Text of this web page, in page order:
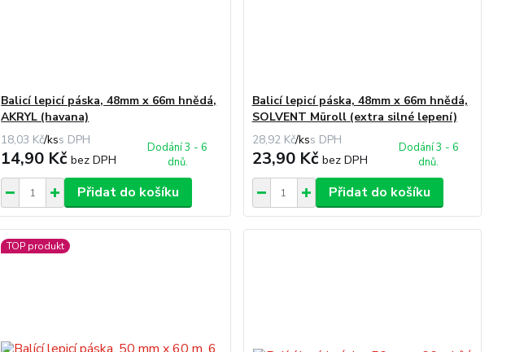
Balicí lepicí páska, 48mm x 66m hnědá,
AKRYL (havana)
18,03 Kč/ks
14,90 Kčbez DPH
Dodání 3 - 6
dnů.
Přidat do košíku
Balicí lepicí páska, 48mm x 66m hnědá,
SOLVENT Müroll (extra silné lepení)
28,92 Kč/ks
23,90 Kč bez DPH
Dodání 3 - 6
dnů.
Přidat do košíku
TOP produkt